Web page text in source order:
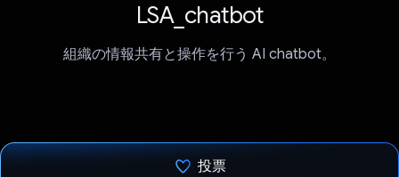
LSA_chatbot
組織の情報共有と操作を行う AI chatbot。
投票